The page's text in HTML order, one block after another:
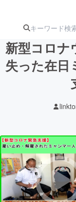
テクノ
映像・
新型コロナ
失った在日